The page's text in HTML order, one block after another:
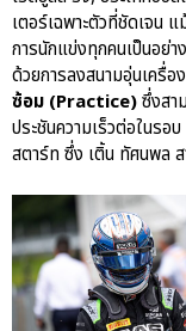
เตอร์เฉพาะตัวที่ชัดเจน
การนักแข่งทุกคนเป็นอย่
ด้วยการลงสนามอุ่นเครื่อ
ซ้อม (Practice)ซึ่งสา
ประชันความเร็วต่อในรอบ
สตาร์ท ซึ่ง เติ้น ทัศนพล